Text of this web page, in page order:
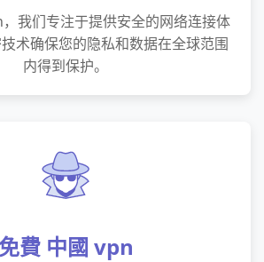
我们专注于提供安全的网络连接体
术确保您的隐私和数据在全球范围
内得到保护。
免費 中國 vpn